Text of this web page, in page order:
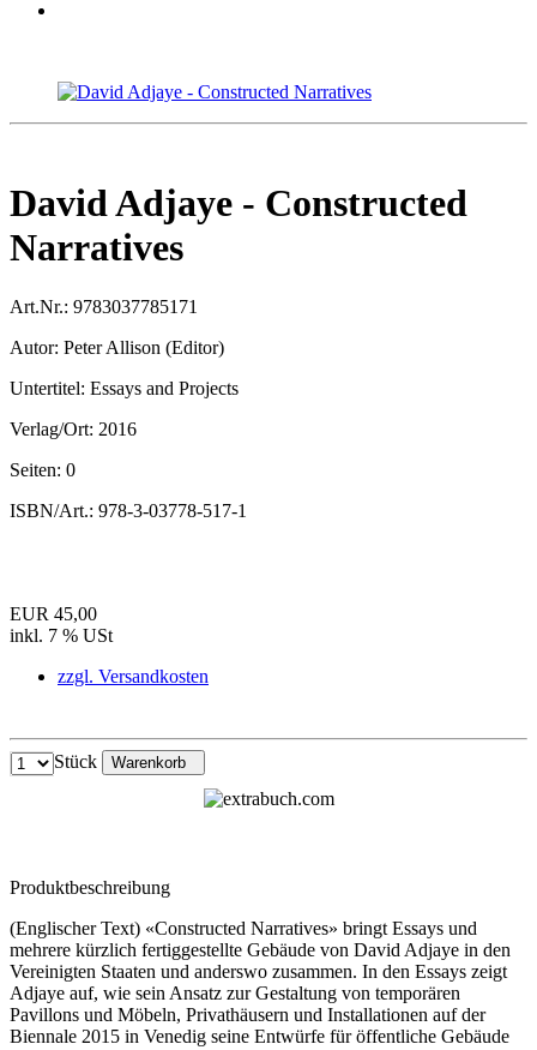
David Adjaye - Constructed
Narratives
Art.Nr.: 9783037785171
Autor: Peter Allison (Editor)
Untertitel: Essays and Projects
Verlag/Ort: 2016
Seiten: 0
ISBN/Art.: 978-3-03778-517-1
EUR 45,00
inkl. 7 % USt
zzgl. Versandkosten
Stück Warenkorb
Produktbeschreibung
(Englischer Text) «Constructed Narratives» bringt Essays und
mehrere kürzlich fertiggestellte Gebäude von David Adjaye in den
Vereinigten Staaten und anderswo zusammen. In den Essays zeigt
Adjaye auf, wie sein Ansatz zur Gestaltung von temporären
Pavillons und Möbeln, Privathäusern und Installationen auf der
Biennale 2015 in Venedig seine Entwürfe für öffentliche Gebäude